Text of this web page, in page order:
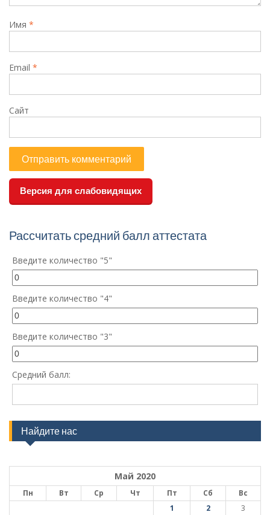
Имя *
Email *
Сайт
Версия для слабовидящих
Рассчитать средний балл аттестата
Введите количество "5"
Введите количество "4"
Введите количество "3"
Средний балл:
Найдите нас
Май 2020
Пн Вт Ср Чт Пт Сб
Вс
1
2
3